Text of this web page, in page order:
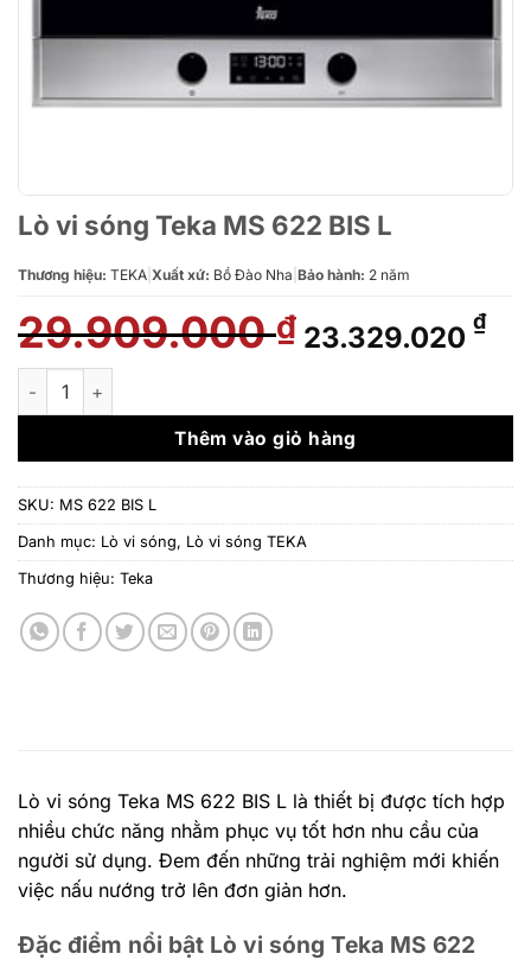
Lò vi sóng Teka MS 622 BIS L
Thương hiệu: TEKA Xuất xứ: Bồ Đào Nha Bảo hành: 2 năm
29.909.000₫ Giá
gốc
29.909.000 ₫.
23.329.020 ₫Giá
là:
Lò vi sóng Teka MS 622 BIS L số lượng
Thêm vào giỏ hàng
SKU: MS 622 BIS L
Danh mục: Lò vi sóng, Lò vi sóng TEKA
Thương hiệu: Teka
Lò vi sóng Teka MS 622 BIS L là thiết bị được tích hợp
nhiều chức năng nhằm phục vụ tốt hơn nhu cầu của
người sử dụng. Đem đến những trải nghiệm mới khiến
việc nấu nướng trở lên đơn giản hơn.
Đặc điểm nổi bật Lò vi sóng Teka MS 622